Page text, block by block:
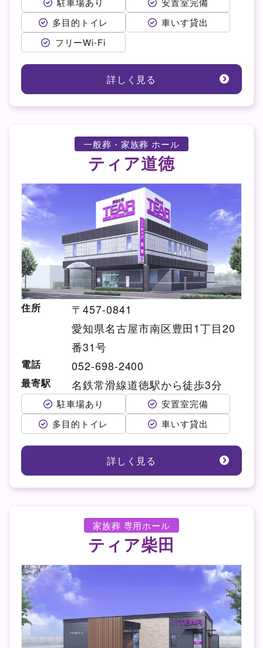
多目的トイレ
車いす貸出
フリーWi-Fi
詳しく見る
ティア道徳
一般葬・家族葬 ホール
住所
〒457-0841
愛知県名古屋市南区豊田1丁目20
番31号
電話 052-698-2400
最寄駅 名鉄常滑線道徳駅から徒歩3分
駐車場あり
安置室完備
多目的トイレ
車いす貸出
詳しく見る
ティア柴田
家族葬 専用ホール